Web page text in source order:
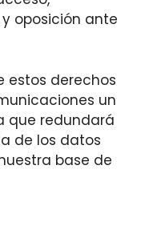
oposición ante
estos derechos
un
que redundará
de los datos
base de